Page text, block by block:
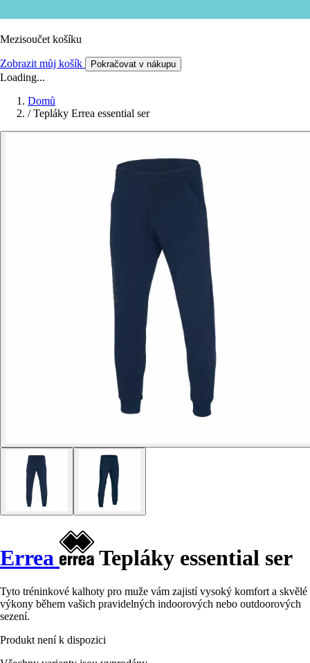
Mezisoučet košíku
Zobrazit můj košík Pokračovat v nákupu
Loading...
Domů
/ Tepláky Errea essential ser
Errea Tepláky essential ser
Tyto tréninkové kalhoty pro muže vám zajistí vysoký komfort a skvělé
výkony během vašich pravidelných indoorových nebo outdoorových
sezení.
Produkt není k dispozici